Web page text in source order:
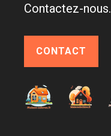
Contactez-nous.
CONTACT